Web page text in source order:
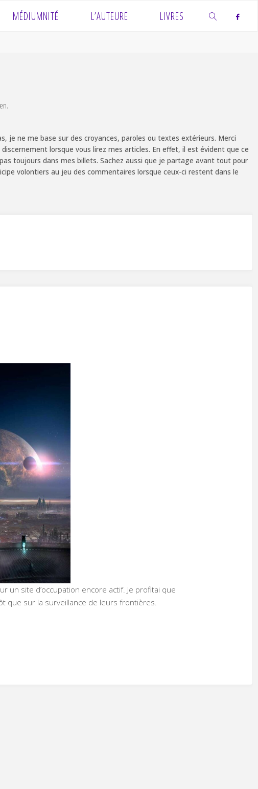
MÉDIUMNITÉ L’AUTEURE LIVRES
je ne me base sur des croyances, paroles ou textes extérieurs. Merci
lorsque vous lirez mes articles. En effet, il est évident que ce
toujours dans mes billets. Sachez aussi que je partage avant tout pour
volontiers au jeu des commentaires lorsque ceux-ci restent dans le
un site d’occupation encore actif. Je profitai que
que sur la surveillance de leurs frontières.